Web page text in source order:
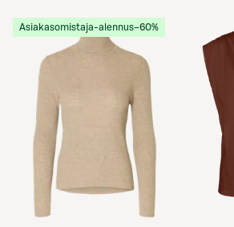
Asiakasomistaja-alennus−60%